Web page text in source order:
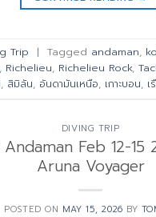
Trip | Tagged andaman,
, Richelieu, Richelieu Rock,
, สิมิลัน, อันดามันเหนือ, เกาะบอน, เ
DIVING TRIP
Feb 12-15
Aruna Voyager
POSTED ON MAY 15, 2026 BY